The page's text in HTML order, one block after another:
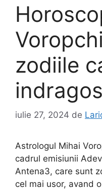
zodiile
iulie 27, 2024 de
Astrologul Mihai
cadrul emisiunii
Antena3, care sunt
cel mai usor, avand